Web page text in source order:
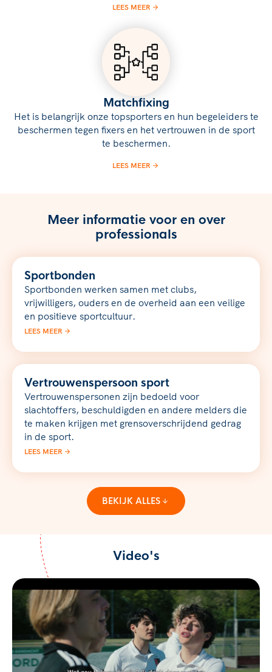
LEES MEER
Matchfixing
Het is belangrijk onze topsporters en hun begeleiders te
beschermen tegen fixers en het vertrouwen in de sport
te beschermen.
LEES MEER
Meer informatie voor en over
professionals
Sportbonden
Sportbonden werken samen met clubs,
vrijwilligers, ouders en de overheid aan een veilige
en positieve sportcultuur.
LEES MEER
Vertrouwenspersoon sport
Vertrouwenspersonen zijn bedoeld voor
slachtoffers, beschuldigden en andere melders die
te maken krijgen met grensoverschrijdend gedrag
in de sport.
LEES MEER
BEKIJK ALLES
Video's